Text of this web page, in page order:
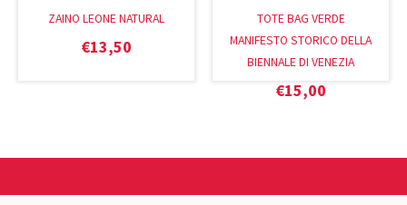
ZAINO LEONE NATURAL
€13,50
TOTE BAG VERDE
MANIFESTO STORICO DELLA
BIENNALE DI VENEZIA
€15,00